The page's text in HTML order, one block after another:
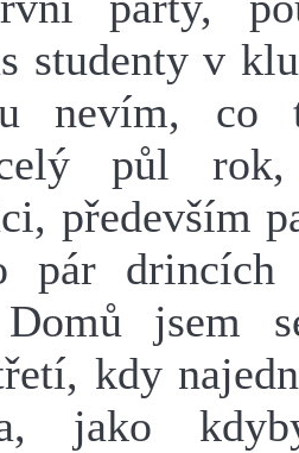
studenty v
nevím, co
půl rok,
především
pár drincích
jsem
kdy
jako